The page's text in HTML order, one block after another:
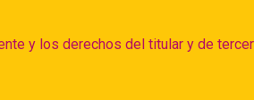
y los derechos del titular y de